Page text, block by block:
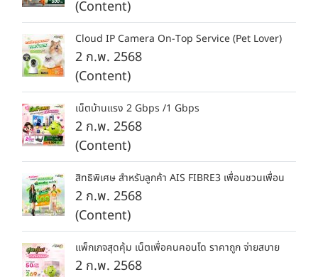
(Content)
Cloud IP Camera On-Top Service (Pet Lover)
2 ก.พ. 2568
(Content)
เน็ตบ้านแรง 2 Gbps /1 Gbps
2 ก.พ. 2568
(Content)
สิทธิพิเศษ สำหรับลูกค้า AIS FIBRE3 เพื่อนชวนเพื่อน
2 ก.พ. 2568
(Content)
แพ็กเกจสุดคุ้ม เน็ตเพื่อคนคอนโด ราคาถูก จ่ายสบาย
2 ก.พ. 2568